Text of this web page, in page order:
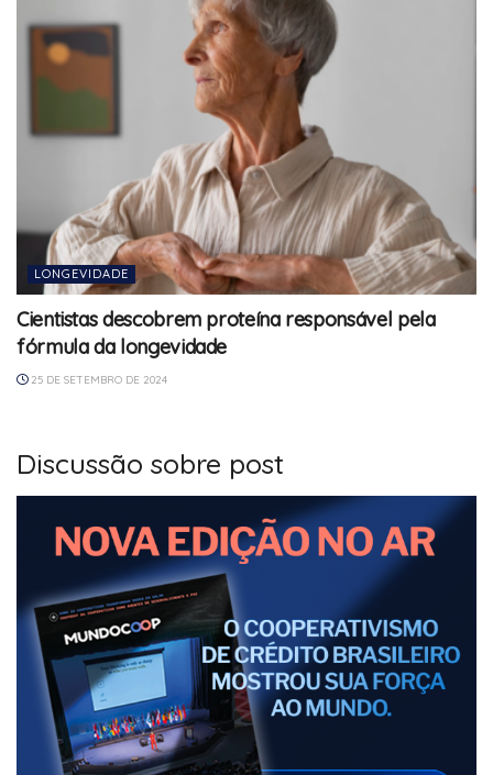
LONGEVIDADE
Cientistas descobrem proteína responsável pela
fórmula da longevidade
25 DE SETEMBRO DE 2024
Discussão sobre post